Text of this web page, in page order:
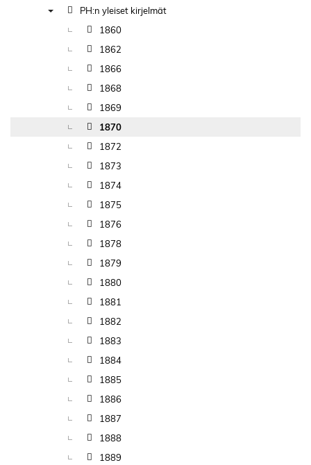
►
PH:n yleiset kirjelmät
1860
1862
1866
1868
1869
1870
1872
1873
1874
1875
1876
1878
1879
1880
1881
1882
1883
1884
1885
1886
1887
1888
1889